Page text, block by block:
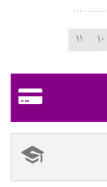
۱۰
۱۱